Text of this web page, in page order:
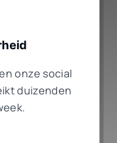
onze social
duizenden